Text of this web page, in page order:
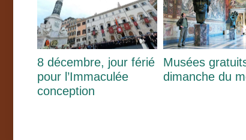
8 décembre, jour férié
pour l’Immaculée
conception
Musées
dimanche du